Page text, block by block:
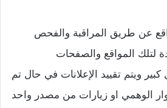
عن طريق المراقبة والفحص
لتلك المواقع والصفحات
ويتم تقييد الإعلانات في حال تم
الوهمي او زيارات من مصدر واحد